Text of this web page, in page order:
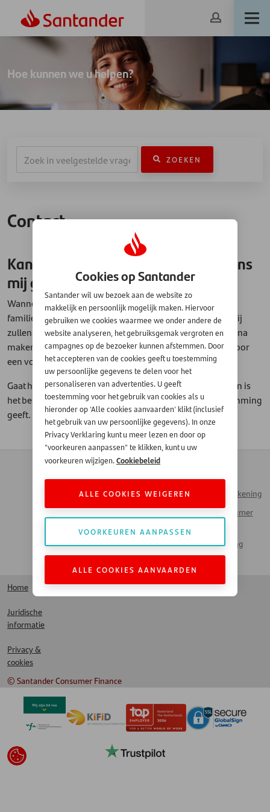
Hoe kunnen we u helpen?
ZOEKEN
Contact
Kan mijn partner of familielid namens
mij gegevens opvragen bij jullie?
Wanneer u ondersteund wilt worden door een partner,
familielid of begeleider, neem dan contact met ons op. Wij
zullen u eerst om schriftelijke toestemming vragen. Daarna
maken wij hiervan een notitie in uw klantdossier zodat voor
een volgende keer niet opnieuw toestemming nodig is.
Gaat het om ondersteuning door een nieuw persoon? Dan is
het belangrijk dat u opnieuw schriftelijk hiervoor toestemming
geeft.
Contact
Veelgestelde vragen
Werken bij Santander
Money Talks
Actueel Nieuws
Inloggen Mijn Rekening
Santander Consumer
Santander Leasing
Home
Juridische
informatie
Privacy &
cookies
© Santander Consumer Finance
Cookies op Santander
Santander wil uw bezoek aan de website zo
makkelijk en persoonlijk mogelijk maken. Hiervoor
gebruiken we cookies waarmee we onder andere de
website analyseren, het gebruiksgemak vergroten en
campagnes op de bezoeker kunnen afstemmen. Door
het accepteren van de cookies geeft u toestemming
uw persoonlijke gegevens te delen voor het
personaliseren van advertenties. U geeft
toestemming voor het gebruik van cookies als u
hieronder op 'Alle cookies aanvaarden' klikt (inclusief
het gebruik van uw persoonlijke gegevens). In onze
Privacy Verklaring kunt u meer lezen en door op
"voorkeuren aanpassen" te klikken, kunt u uw
voorkeuren wijzigen.Cookiebeleid
ALLE COOKIES WEIGEREN
VOORKEUREN AANPASSEN
ALLE COOKIES AANVAARDEN